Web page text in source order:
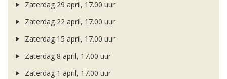
Zaterdag 29 april, 17.00 uur
Zaterdag 22 april, 17.00 uur
Zaterdag 15 april, 17.00 uur
Zaterdag 8 april, 17.00 uur
Zaterdag 1 april, 17.00 uur